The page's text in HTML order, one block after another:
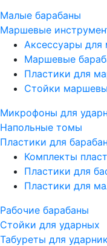
Малые барабаны
Маршевые
Аксессуары для
Маршевые
Пластики для
Стойки
Микрофоны для
Напольные томы
Пластики для
Комплекты
Пластики для
Пластики для
Рабочие барабаны
Стойки для ударных
Табуреты для